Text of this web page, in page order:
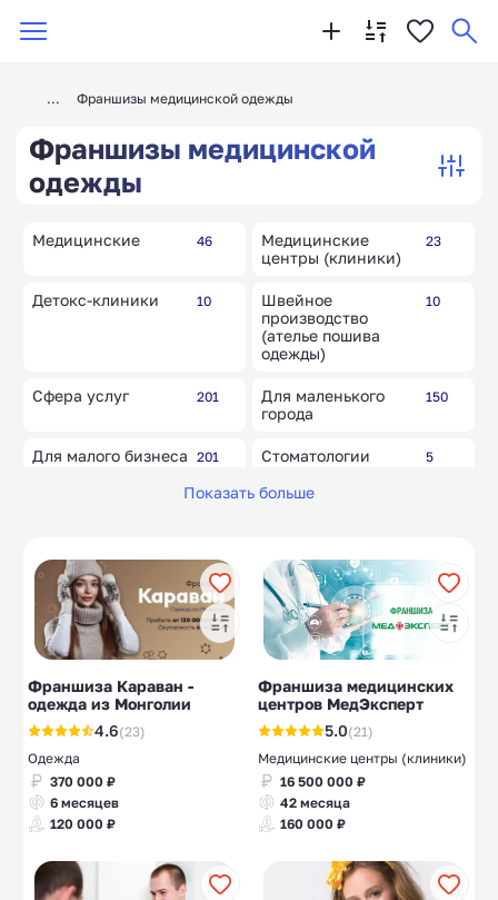
Франшизы медицинской одежды
Франшизы медицинской
одежды
Медицинские 46
Медицинские
центры (клиники)
23
Детокс-клиники 10
Швейное
производство
(ателье пошива
одежды)
10
Сфера услуг 201
Для маленького
города
150
Для малого бизнеса 201 Стоматологии 5
10
Центры красоты и
Магазины
самогонных
аппаратов
10
Магазины
рукоделия
Садовые магазины 10
Ремонт и
обслуживание
Лофт-мебель
Показать больше
Франшиза Караван -
одежда из Монголии
4.6(23)
Одежда
370 000 ₽
6 месяцев
120 000 ₽
Франшиза медицинских
центров МедЭксперт
5.0(21)
Медицинские центры (клиники)
16 500 000 ₽
42 месяца
160 000 ₽